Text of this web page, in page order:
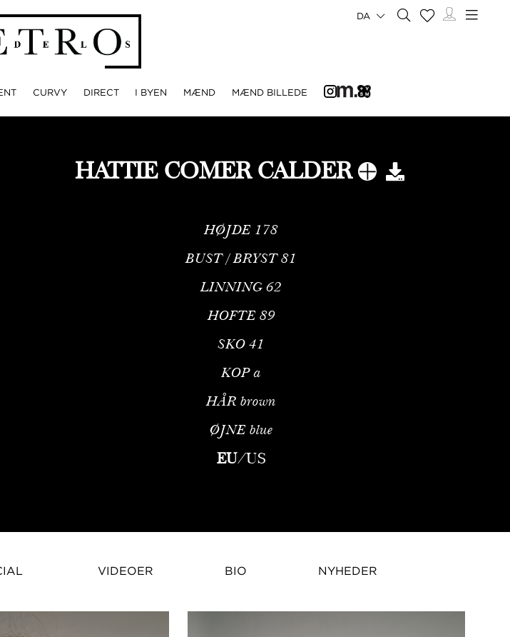
CURVY DIRECT I BYEN MÆND MÆND BILLEDE
DA
HATTIE COMER CALDER
HØJDE 178
BUST / BRYST81
LINNING 62
HOFTE 89
SKO 41
KOP a
HÅR brown
ØJNE blue
EU/US
Hattie Comer-Calder – Britisk ModemodelProfessionel Profil og Tidlig KarriereFra Devon
VIDEOER BIO NYHEDER